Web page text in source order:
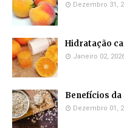
Dezembro 31,
Hidratação
Janeiro 02,
Benefícios da
Dezembro 01,